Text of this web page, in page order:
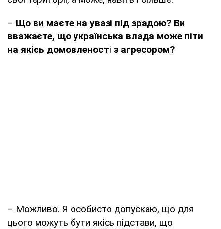
– Що ви маєте на увазі під зрадою? Ви
вважаєте, що українська влада може піти
на якісь домовленості з агресором?
– Можливо. Я особисто допускаю, що для
цього можуть бути якісь підстави, що